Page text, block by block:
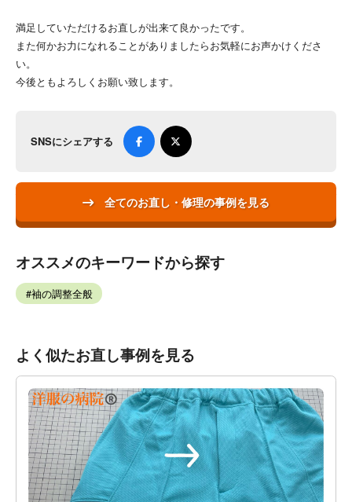
満足していただけるお直しが出来て良かったです。
また何かお力になれることがありましたらお気軽にお声かけくださ
い。
今後ともよろしくお願い致します。
SNSにシェアする
全てのお直し・修理の事例を見る
オススメのキーワードから探す
袖の調整全般
よく似たお直し事例を見る